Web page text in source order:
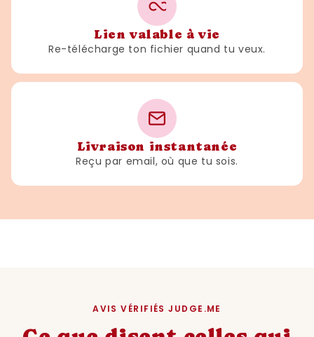
Lien valable à vie
Re-télécharge ton fichier quand tu veux.
Livraison instantanée
Reçu par email, où que tu sois.
AVIS VÉRIFIÉS JUDGE.ME